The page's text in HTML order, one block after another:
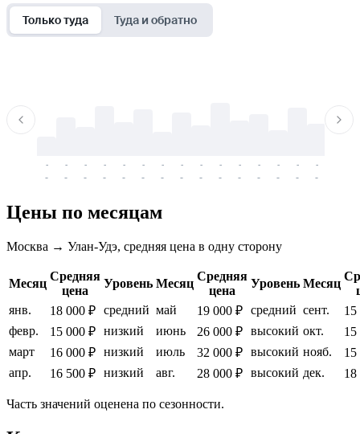
Только туда Туда и обратно
-
-
-
-
-
-
-
-
-
-
-
-
-
-
-
-
-
-
-
-
-
-
-
-
-
-
-
-
-
-
Цены по месяцам
Москва → Улан-Удэ, средняя цена в одну сторону
Месяц
Средняя
цена
Уровень Месяц
Средняя
цена
Уровень Месяц
янв.
18 000 ₽ средний май 19 000 ₽ средний сент.
15
февр.
15 000 ₽ низкий июнь 26 000 ₽ высокий окт.
15
март
16 000 ₽ низкий июль 32 000 ₽ высокий нояб.
15
апр.
16 500 ₽ низкий авг. 28 000 ₽ высокий дек. 18
Часть значений оценена по сезонности.